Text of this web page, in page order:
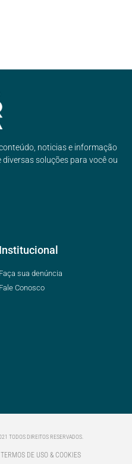
noticias e informação
soluções para você ou
Institucional
Faça sua denúncia
Fale Conosco
TODOS DIREITOS RESERVADOS.
DE USO & COOKIES